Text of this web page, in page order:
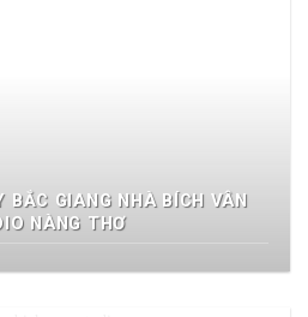
BẮC GIANG NHÀ BÍCH VÂN
NÀNG THƠ